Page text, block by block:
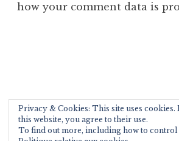
how your comment data is
Rechercher :
Privacy & Cookies: This site uses cookies.
this website, you agree to their use.
To find out more, including how to control